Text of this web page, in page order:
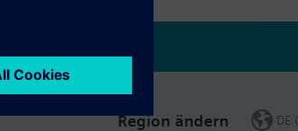
Region ändern DE